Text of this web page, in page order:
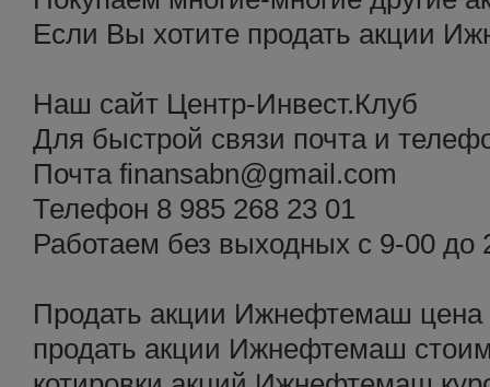
Если Вы хотите продать акции
Наш сайт Центр-Инвест.Клуб
Для быстрой связи почта и
Почта finansabn@gmail.com
Телефон 8 985 268 23 01
Работаем без выходных с 9-00 до
Продать акции Ижнефтемаш
продать акции Ижнефтемаш